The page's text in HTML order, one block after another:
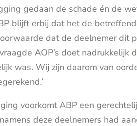
gedaan de schade én de
blijft erbij dat het de
dat de deelnemer dit
AOP’s doet
was. Wij zijn daarom van
voorkomt ABP een
deze deelnemers had